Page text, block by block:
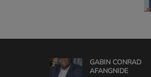
GABIN CONRAD
AFANGNIDE